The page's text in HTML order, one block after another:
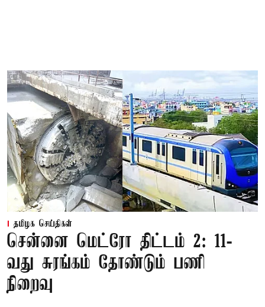
தமிழக செய்திகள்
சென்னை மெட்ரோ திட்டம் 2: 11-
வது சுரங்கம் தோண்டும் பணி
நிறைவு